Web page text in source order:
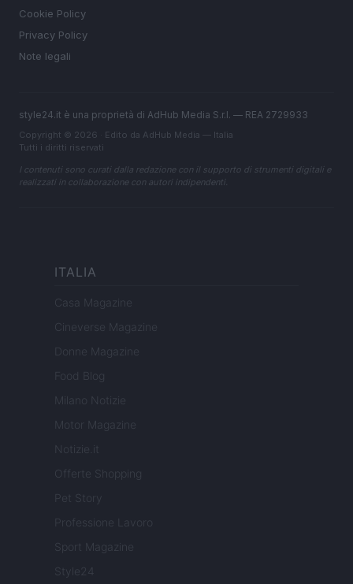
Cookie Policy
Privacy Policy
Note legali
style24.it è una proprietà di AdHub Media S.r.l. — REA 2729933
Copyright © 2026 · Edito da AdHub Media — Italia
Tutti i diritti riservati
I contenuti sono curati dalla redazione con il supporto di strumenti digitali e
realizzati in collaborazione con autori indipendenti.
ITALIA
Casa Magazine
Cineverse Magazine
Donne Magazine
Food Blog
Milano Notizie
Motor Magazine
Notizie.it
Offerte Shopping
Pet Story
Professione Lavoro
Sport Magazine
Style24